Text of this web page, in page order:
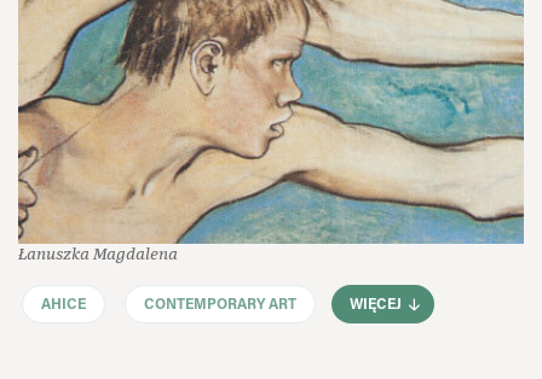
Łanuszka Magdalena
AHICE CONTEMPORARY ART WIĘCEJ